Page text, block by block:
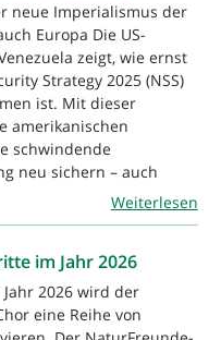
neue Imperialismus der
Europa Die US-
zeigt, wie ernst
Strategy 2025 (NSS)
ist. Mit dieser
amerikanischen
schwindende
neu sichern – auch
Weiterlesen
im Jahr 2026
2026 wird der
eine Reihe von